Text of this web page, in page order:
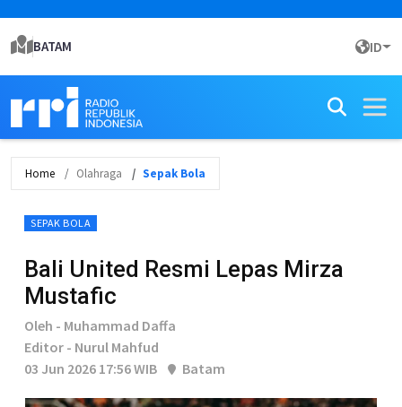
BATAM ID
Home Olahraga Sepak Bola
SEPAK BOLA
Bali United Resmi Lepas Mirza
Mustafic
Oleh - Muhammad Daffa
Editor - Nurul Mahfud
03 Jun 2026 17:56 WIB
Batam